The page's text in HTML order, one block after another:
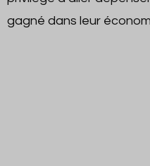
gagné dans leur